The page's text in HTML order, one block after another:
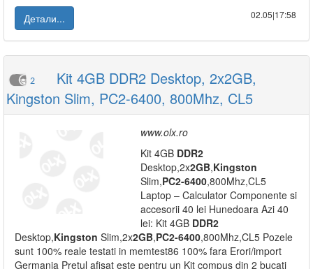
Детали...
02.05|17:58
2
Kit 4GB DDR2 Desktop, 2x2GB,
Kingston Slim, PC2-6400, 800Mhz, CL5
www.olx.ro
Kit 4GB DDR2
Desktop,2x2GB,Kingston
Slim,PC2-6400,800Mhz,CL5
Laptop – Calculator Componente si
accesorii 40 lei Hunedoara Azi 40
lei: Kit 4GB DDR2
Desktop,Kingston Slim,2x2GB,PC2-6400,800Mhz,CL5 Pozele
sunt 100% reale testati in memtest86 100% fara Erori/import
Germania Pretul afisat este pentru un Kit compus din 2 bucati